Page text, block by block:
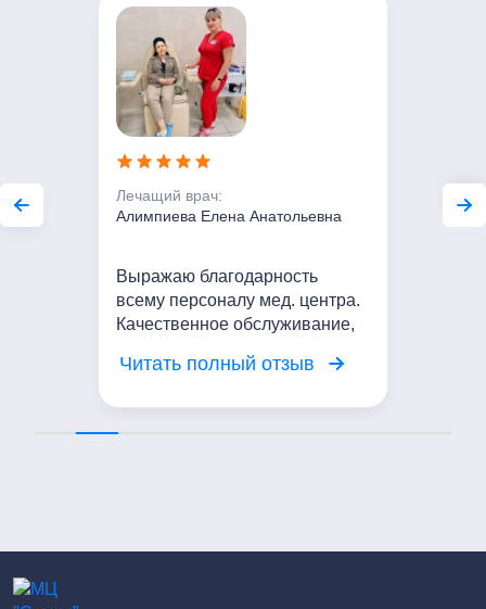
Лечащий врач:
Алимпиева Елена Анатольевна
Выражаю благодарность
всему персоналу мед. центра.
Качественное обслуживание,
довольна посещением центра!
Читать полный отзыв